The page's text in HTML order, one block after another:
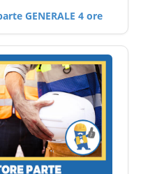
GENERALE 4 ore